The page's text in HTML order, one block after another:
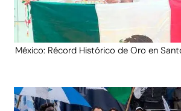
México: Récord Histórico de Oro en